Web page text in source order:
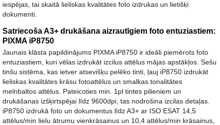
iespējas, tai skaitā lieliskas kvalitātes foto izdrukas un lietišķi
dokumenti.
Satriecoša A3+ drukāšana aizrautīgiem foto entuziastiem:
PIXMA iP8750
Jaunais klāsta papildinājums PIXMA iP8750 ir ideāli piemērots foto
entuziastiem, kuri vēlas izdrukāt izcilus attēlus mājas apstākļos. Sešu
tinšu sistēma, kas ietver atsevišķu pelēko tinti, ļauj iP8750 izdrukāt
lieliskas kvalitātes krāsu fotoattēlus un smalkas tonalitātes
melnbaltos attēlus. Pateicoties min. 1pl tintes pilieniem un
drukāšanas izšķirtspējai līdz 9600dpi, tas nodrošina izcilas detaļas.
iP8750 izdrukā foto un dokumentus līdz A3+ ar ISO ESAT 14,5
attēlus/min lielu ātrumu vienkrāsainus un 10,4 attēlus/min krāsainus,